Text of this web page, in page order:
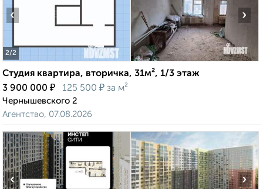
2/2
‹ ›
Студия квартира, вторичка, 31м², 1/3 этаж
3 900 000 ₽ 125 500 ₽ за м²
Чернышевского 2
Агентство, 07.08.2026
‹ ›